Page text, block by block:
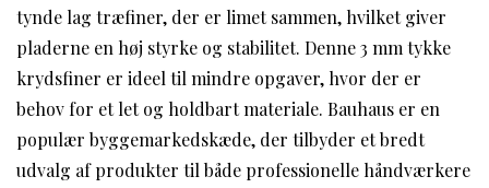
tynde lag træfiner, der er limet sammen, hvilket giver
pladerne en høj styrke og stabilitet. Denne 3 mm tykke
krydsfiner er ideel til mindre opgaver, hvor der er
behov for et let og holdbart materiale. Bauhaus er en
populær byggemarkedskæde, der tilbyder et bredt
udvalg af produkter til både professionelle håndværkere